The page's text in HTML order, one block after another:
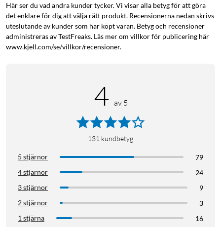
Här ser du vad andra kunder tycker. Vi visar alla betyg för att göra
det enklare för dig att välja rätt produkt. Recensionerna nedan skrivs
uteslutande av kunder som har köpt varan. Betyg och recensioner
administreras av TestFreaks. Läs mer om villkor för publicering här
www.kjell.com/se/villkor/recensioner.
4 av 5
131 kundbetyg
5 stjärnor
79
4 stjärnor
24
3 stjärnor
9
2 stjärnor
3
1 stjärna
16